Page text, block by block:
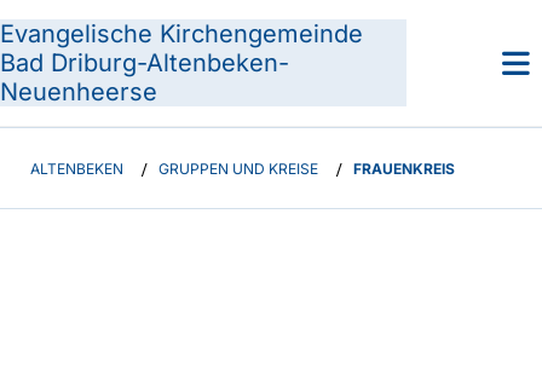
Evangelische Kirchengemeinde
Bad Driburg-Altenbeken-
Neuenheerse
ALTENBEKEN / GRUPPEN UND KREISE / FRAUENKREIS